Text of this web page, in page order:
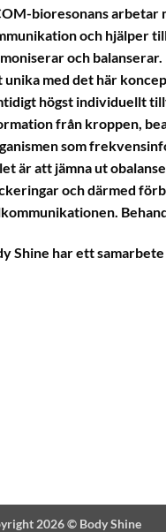
bioresonans arbetar
och hjälper
och balanserar.
unika med det här
högst individuellt
från kroppen,
som
är att jämna ut
och därmed
Shine har ett samarbete
2026 © Body Shine